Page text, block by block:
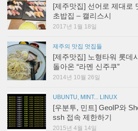
[제주맛집] 선어로 제대로
초밥집 – 캘리스시
2017년 1월 18일
제주의 맛집 멋집들
[제주맛집] 노형타워 롯데
돌아온 “라멘 신주쿠”
2014년 10월 26일
UBUNTU, MINT... LINUX
[우분투, 민트] GeoIP와
ssh 접속 제한하기
2015년 4월 14일